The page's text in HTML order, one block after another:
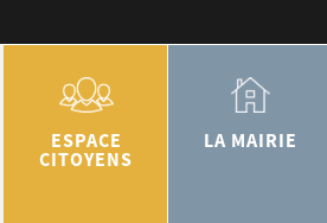
ESPACE
CITOYENS
LA MAIRIE